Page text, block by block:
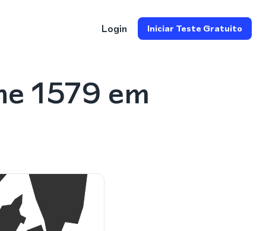
Login Iniciar Teste Gratuito
1579 em